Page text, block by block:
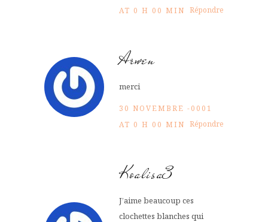
AT 0 H 00 MIN Répondre
Arwen
merci
30 NOVEMBRE -0001
AT 0 H 00 MIN Répondre
Koalisa3
J’aime beaucoup ces
clochettes blanches qui